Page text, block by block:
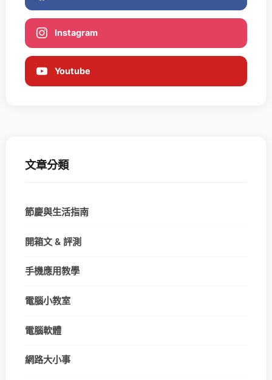
Instagram
Youtube
文章分類
節慶與生活指南
開箱文 & 評測
手機應用教學
電腦小教室
電腦軟體
網路大小事